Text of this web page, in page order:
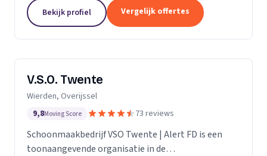
vrouwelijke ondernemers behandelen wij ons
personeel...
Bekijk profiel Vergelijk offertes
V.S.O. Twente
Wierden, Overijssel
9,8Moving Score 73 reviews
Schoonmaakbedrijf VSO Twente | Alert FD is een
toonaangevende organisatie in de